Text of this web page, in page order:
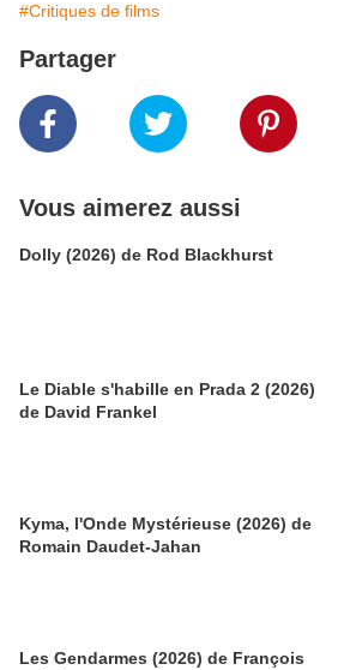
#Critiques de films
Partager
Vous aimerez aussi
Dolly (2026) de Rod Blackhurst
Le Diable s'habille en Prada 2 (2026)
de David Frankel
Kyma, l'Onde Mystérieuse (2026) de
Romain Daudet-Jahan
Les Gendarmes (2026) de François